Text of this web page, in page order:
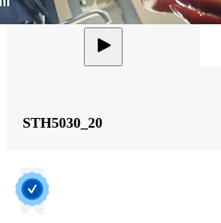
STH5030_20